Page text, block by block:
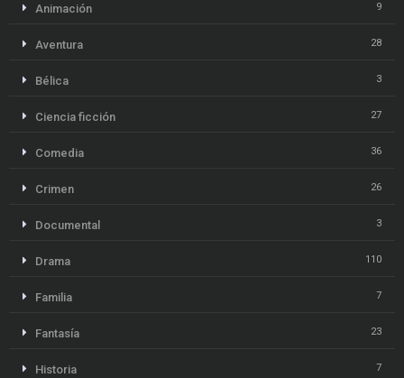
Animación 9
Aventura 28
Bélica 3
Ciencia ficción 27
Comedia 36
Crimen 26
Documental 3
Drama 110
Familia 7
Fantasía 23
Historia 7